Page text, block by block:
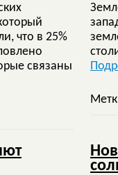
что в 25%
связаны